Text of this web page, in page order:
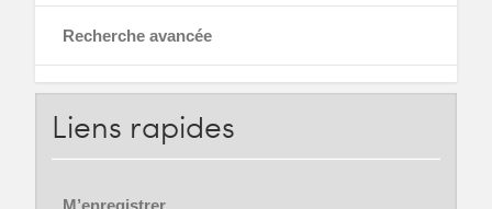
Recherche avancée
Liens rapides